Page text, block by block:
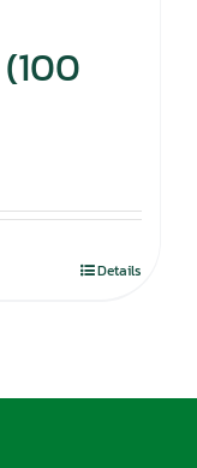
Details